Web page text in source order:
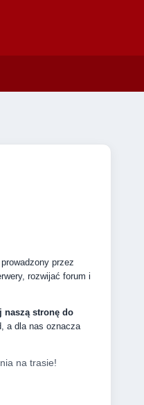
przez
rozwijać forum i
naszą stronę do
a dla nas oznacza
na trasie!